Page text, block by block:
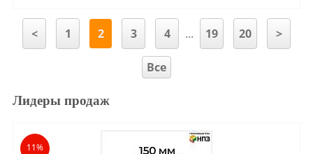
< 1 2 3 4 ... 19 20 >
Все
Лидеры продаж
11%